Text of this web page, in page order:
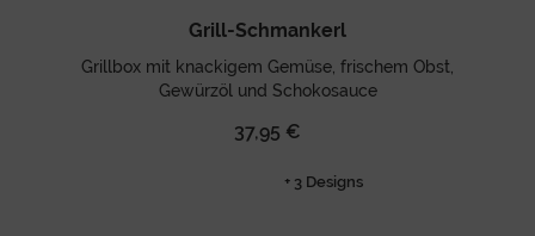
Grill-Schmankerl
Grillbox mit knackigem Gemüse, frischem Obst,
Gewürzöl und Schokosauce
37,95 €
+ 3 Designs